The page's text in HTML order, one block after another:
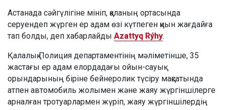
Астанада сәйгүлігіне мініп, қаланың ортасында
серуендеп жүрген ер адам өзі күтпеген қиын жағдайға
тап болды, деп хабарлайды Azattyq Rýhy.
Қалалық Полиция департаментінің мәліметінше, 35
жастағы ер адам елордадағы ойын-сауық
орындарының біріне бейнеролик түсіру мақсатында
атпен автомобиль жолымен және жаяу жүргіншілерге
арналған тротуарлармен жүріп, жаяу жүргіншілердің